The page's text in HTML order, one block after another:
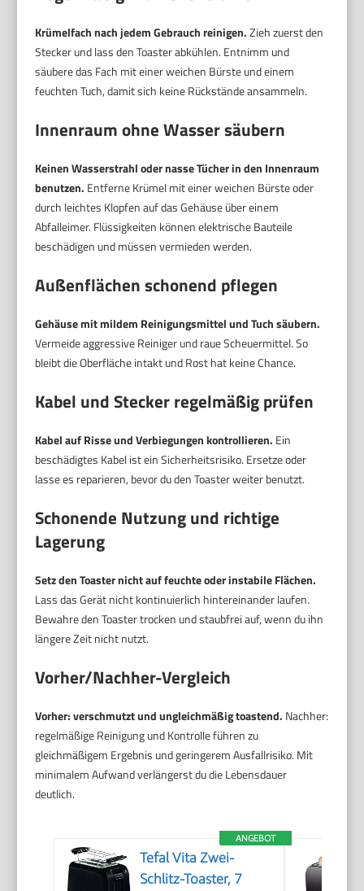
Krümelfach nach jedem Gebrauch reinigen.Zieh zuerst den
Stecker und lass den Toaster abkühlen. Entnimm und
säubere das Fach mit einer weichen Bürste und einem
feuchten Tuch, damit sich keine Rückstände ansammeln.
Innenraum ohne Wasser säubern
Keinen Wasserstrahl oder nasse Tücher in den Innenraum
benutzen. Entferne Krümel mit einer weichen Bürste oder
durch leichtes Klopfen auf das Gehäuse über einem
Abfalleimer. Flüssigkeiten können elektrische Bauteile
beschädigen und müssen vermieden werden.
Außenflächen schonend pflegen
Gehäuse mit mildem Reinigungsmittel und Tuch säubern.
Vermeide aggressive Reiniger und raue Scheuermittel. So
bleibt die Oberfläche intakt und Rost hat keine Chance.
Kabel und Stecker regelmäßig prüfen
Kabel auf Risse und Verbiegungen kontrollieren. Ein
beschädigtes Kabel ist ein Sicherheitsrisiko. Ersetze oder
lasse es reparieren, bevor du den Toaster weiter benutzt.
Schonende Nutzung und richtige
Lagerung
Setz den Toaster nicht auf feuchte oder instabile Flächen.
Lass das Gerät nicht kontinuierlich hintereinander laufen.
Bewahre den Toaster trocken und staubfrei auf, wenn du ihn
längere Zeit nicht nutzt.
Vorher/Nachher-Vergleich
Vorher: verschmutzt und ungleichmäßig toastend. Nachher:
regelmäßige Reinigung und Kontrolle führen zu
gleichmäßigem Ergebnis und geringerem Ausfallrisiko. Mit
minimalem Aufwand verlängerst du die Lebensdauer
deutlich.
ANGEBOT
Tefal Vita Zwei-
Schlitz-Toaster, 7